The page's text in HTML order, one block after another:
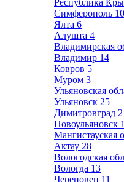
Республика
Симферополь 10
Ялта 6
Алушта 4
Владимирская
Владимир 14
Ковров 5
Муром 3
Ульяновская
Ульяновск 25
Димитровград 2
Новоульяновск 1
Мангистауская
Актау 28
Вологодская
Вологда 13
Череповец 11